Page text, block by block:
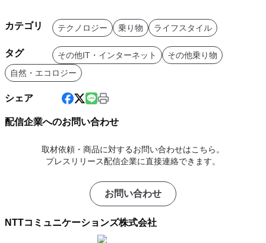
カテゴリ テクノロジー 乗り物 ライフスタイル
タグ その他IT・インターネット
その他乗り物
自然・エコロジー
シェア
配信企業へのお問い合わせ
取材依頼・商品に対するお問い合わせはこちら。
プレスリリース配信企業に直接連絡できます。
お問い合わせ
NTTコミュニケーションズ株式会社